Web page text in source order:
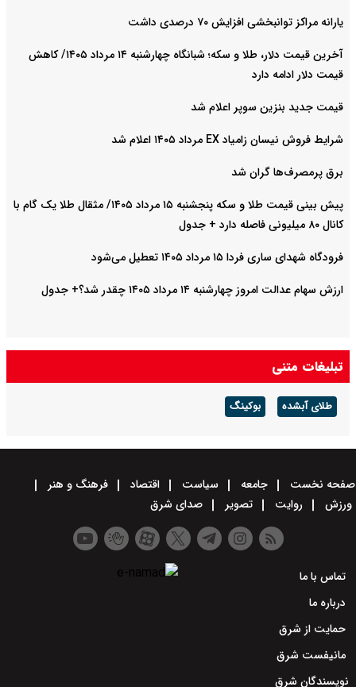
یارانه مراکز توانبخشی افزایش ۷۰ درصدی داشت
آخرین قیمت دلار، طلا و سکه؛ شبانگاه چهارشنبه ۱۴ مرداد ۱۴۰۵/ کاهش
قیمت دلار ادامه دارد
قیمت جدید بنزین سوپر اعلام شد
شرایط فروش نیسان زامیاد EX مرداد ۱۴۰۵ اعلام شد
برق پرمصرف‌ها گران شد
پیش‌ بینی قیمت طلا و سکه پنجشنبه ۱۵ مرداد ۱۴۰۵/ مثقال طلا یک گام با
کانال ۸۰ میلیونی فاصله دارد + جدول
فرودگاه شهدای ساری فردا ۱۵ مرداد ۱۴۰۵ تعطیل می‌شود
ارزش سهام عدالت امروز چهارشنبه ۱۴ مرداد ۱۴۰۵ چقدر شد؟+ جدول
تبلیغات متنی
طلای آبشده بوکینگ
صفحه نخست جامعه سیاست اقتصاد
فرهنگ و هنر
ورزش
روایت تصویر صدای شرق
تماس با ما
درباره ما
حمایت از شرق
مانیفست شرق
نویسندگان شرق